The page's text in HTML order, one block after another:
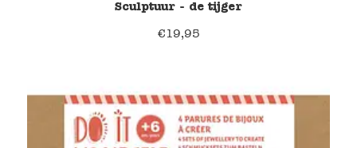
Sculptuur - de tijger
€19,95